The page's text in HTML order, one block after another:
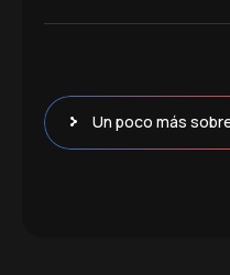
Un poco más